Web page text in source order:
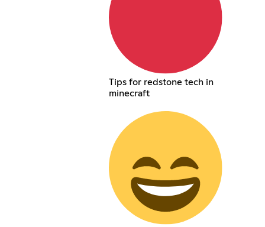
Tips for redstone tech in
minecraft